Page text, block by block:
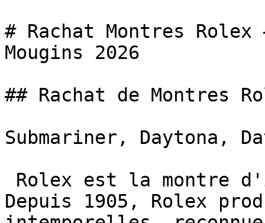
# Rachat Montres
Mougins 2026
## Rachat de Montres
Submariner, Daytona,
Depuis 1905, Rolex